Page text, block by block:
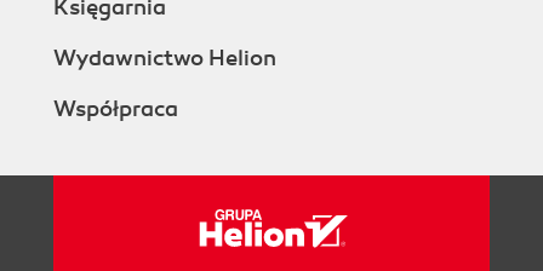
Przewodnik po stylach (160)
Drukowanie stron WWW (162)
Rozdział 9. Z HTML-a do XHTML-a (166)
Dreamweavera (168)
Usuwanie znaczników prezentacyjnych za
Księgarnia
Wydawnictwo Helion
Współpraca